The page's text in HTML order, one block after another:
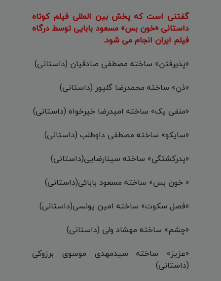
گفتنی است که پخش بین المللی فیلم کوتاه
داستانی «خون بس» مسعود بابایی توسط درگاه
فیلم ایران انجام می شود.
«پذیرفتن» ساخته مصطفی صادقیان (داستانی)
«ذن» ساخته محمدرضا گلپور (داستانی)
«منفی یک» ساخته امیدرضا خیرخواه (داستانی)
«سایکو» ساخته مصطفی داوطلب (داستانی)
«پدرکشتگی» ساخته سینارضایی(داستانی)
« خون بس» ساخته مسعود بابائی(داستانی)
«فصل سکوت» ساخته امین یونسی(داستانی)
«چشم» ساخته مهشاد ولی (داستانی)
«عزیز» ساخته سیدمهدی موسوی برزوکی
(داستانی)